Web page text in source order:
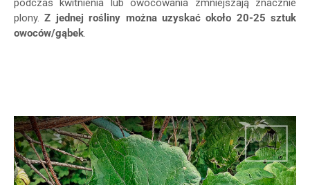
podczas kwitnienia lub owocowania zmniejszają znacznie
plony.Z jednej rośliny można uzyskać około 20-25 sztuk
owoców/gąbek.